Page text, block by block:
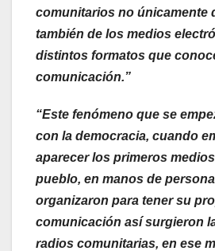
comunitarios no únicamente
también de los medios
distintos formatos que
comunicación.”
“Este fenómeno que se
con la democracia, cuando
aparecer los primeros
pueblo, en manos de
organizaron para tener su
comunicación así surgieron
radios comunitarias, en ese